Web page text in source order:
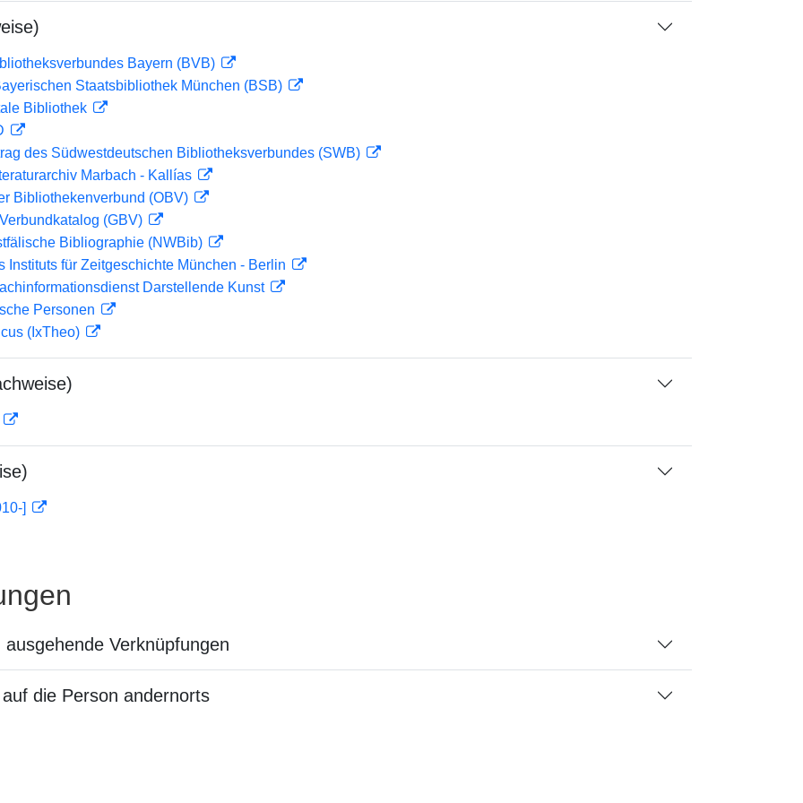
Bayern (BVB)
Staatsbibliothek München (BSB)
Bibliothek
des Südwestdeutschen Bibliotheksverbundes (SWB)
Marbach - Kallías
Bibliothekenverbund (OBV)
(GBV)
Bibliographie (NWBib)
Instituts für Zeitgeschichte München - Berlin
Darstellende Kunst
Personen
(IxTheo)
]
Verknüpfungen
die Person andernorts